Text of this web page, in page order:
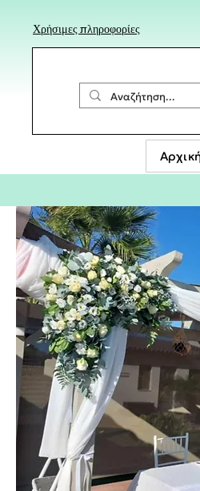
Χρήσιμες πληροφορίες